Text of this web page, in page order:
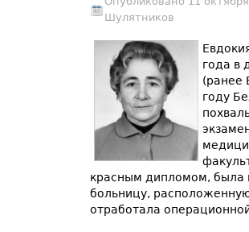
Шулятников
года в
(ранее
году
красным дипломом, была
больницу,
отработала